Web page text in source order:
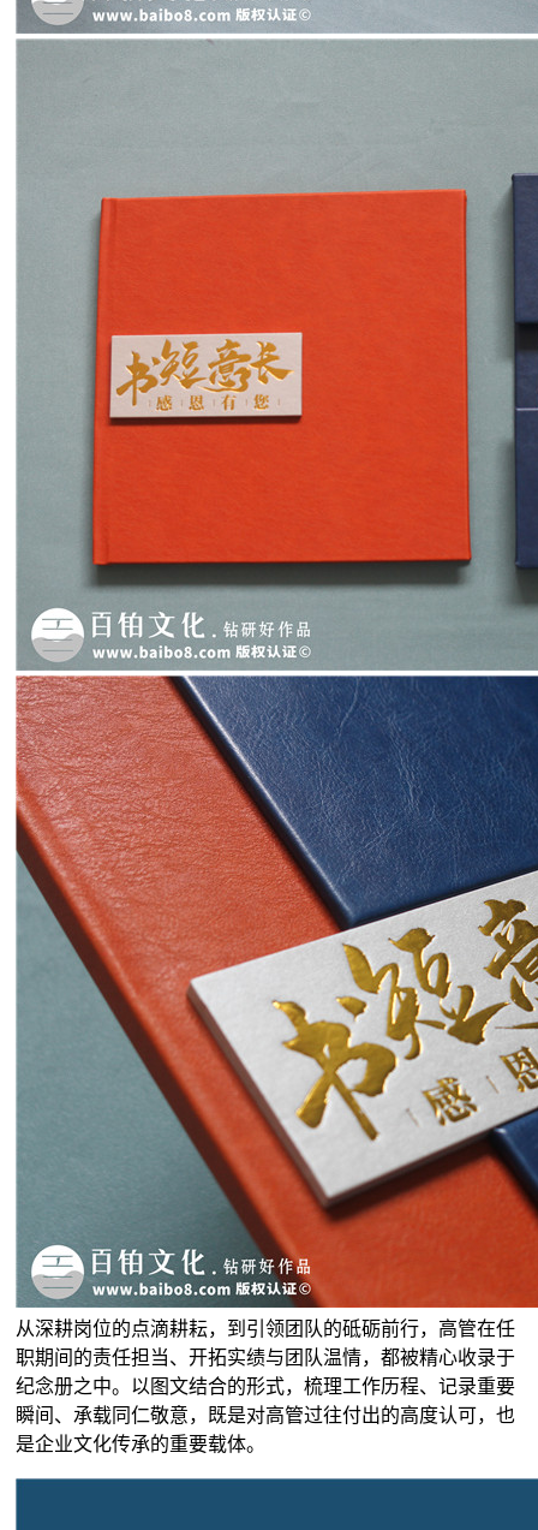
从深耕岗位的点滴耕耘，到引领团队的砥砺前行，高管在任
职期间的责任担当、开拓实绩与团队温情，都被精心收录于
纪念册之中。以图文结合的形式，梳理工作历程、记录重要
瞬间、承载同仁敬意，既是对高管过往付出的高度认可，也
是企业文化传承的重要载体。